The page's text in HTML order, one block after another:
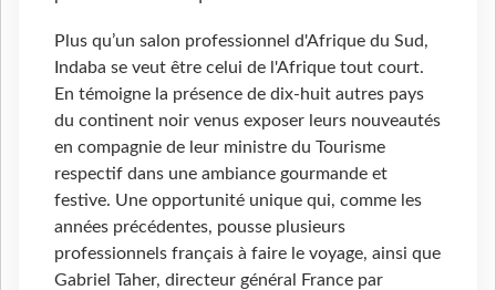
Plus qu’un salon professionnel d'Afrique du Sud,
Indaba se veut être celui de l'Afrique tout court.
En témoigne la présence de dix-huit autres pays
du continent noir venus exposer leurs nouveautés
en compagnie de leur ministre du Tourisme
respectif dans une ambiance gourmande et
festive. Une opportunité unique qui, comme les
années précédentes, pousse plusieurs
professionnels français à faire le voyage, ainsi que
Gabriel Taher, directeur général France par